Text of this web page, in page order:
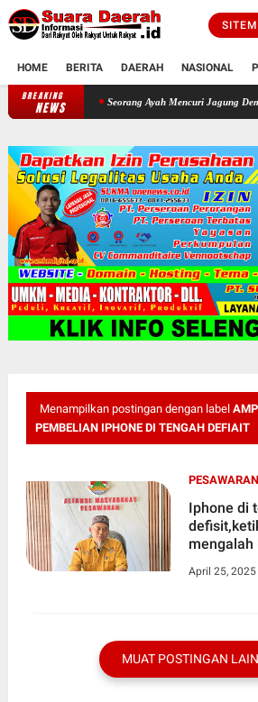
HOME BERITA DAERAH NASIONAL
BREAKING
NEWSSeorang Ayah Mencuri Jagung Demi Sang
Menampilkan postingan dengan label
PEMBELIAN IPHONE DI TENGAH DEFIAIT
PESAWARAN
Iphone di
mengalah
April 25, 2025
MUAT POSTINGAN